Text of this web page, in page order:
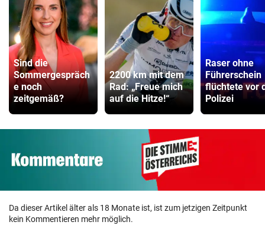
Sind die
Sommergespräch
e noch
zeitgemäß?
2200 km mit dem
Rad: „Freue mich
auf die Hitze!“
Raser ohne
Führerschein
flüchtete vor
Polizei
Da dieser Artikel älter als 18 Monate ist, ist zum jetzigen Zeitpunkt
kein Kommentieren mehr möglich.